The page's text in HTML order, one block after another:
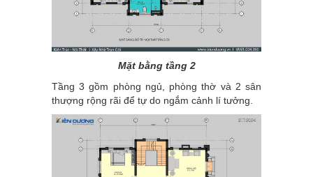
Mặt bằng tầng 2
Tầng 3 gồm phòng ngủ, phòng thờ và 2 sân
thượng rộng rãi để tự do ngắm cảnh lí tưởng.